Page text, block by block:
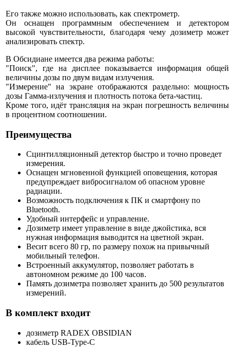
Его также можно использовать, как спектрометр.
Он оснащен программным обеспечением и детектором
высокой чувствительности, благодаря чему дозиметр может
анализировать спектр.
В Обсидиане имеется два режима работы:
"Поиск", где на дисплее показывается информация общей
величины дозы по двум видам излучения.
"Измерение" на экране отображаются раздельно: мощность
дозы Гамма-излучения и плотность потока бета-частиц.
Кроме того, идёт трансляция на экран погрешность величины
в процентном соотношении.
Преимущества
Сцинтилляционный детектор быстро и точно проведет
измерения.
Оснащен мгновенной функцией оповещения, которая
предупреждает вибросигналом об опасном уровне
радиации.
Возможность подключения к ПК и смартфону по
Bluetooth.
Удобный интерфейс и управление.
Дозиметр имеет управление в виде джойстика, вся
нужная информация выводится на цветной экран.
Весит всего 80 гр, по размеру похож на привычный
мобильный телефон.
Встроенный аккумулятор, позволяет работать в
автономном режиме до 100 часов.
Память дозиметра позволяет хранить до 500 результатов
измерений.
В комплект входит
дозиметр RADEX OBSIDIAN
кабель USB-Type-C